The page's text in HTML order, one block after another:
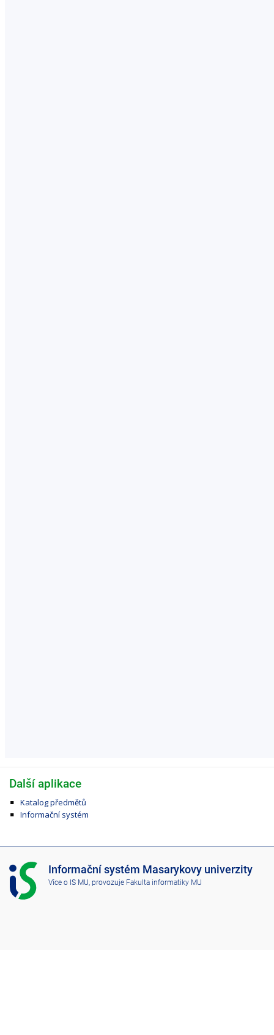
Další aplikace
Katalog předmětů
Informační systém
I
S
M
Informační systém Masarykovy univerzity
Více o IS MU , provozuje Fakulta informatiky MU